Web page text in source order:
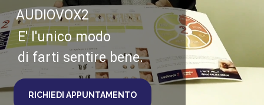
E' l'unico modo
di farti sentire bene.
RICHIEDI APPUNTAMENTO
AUDIOVOX2